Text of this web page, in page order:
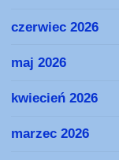
czerwiec 2026
maj 2026
kwiecień 2026
marzec 2026